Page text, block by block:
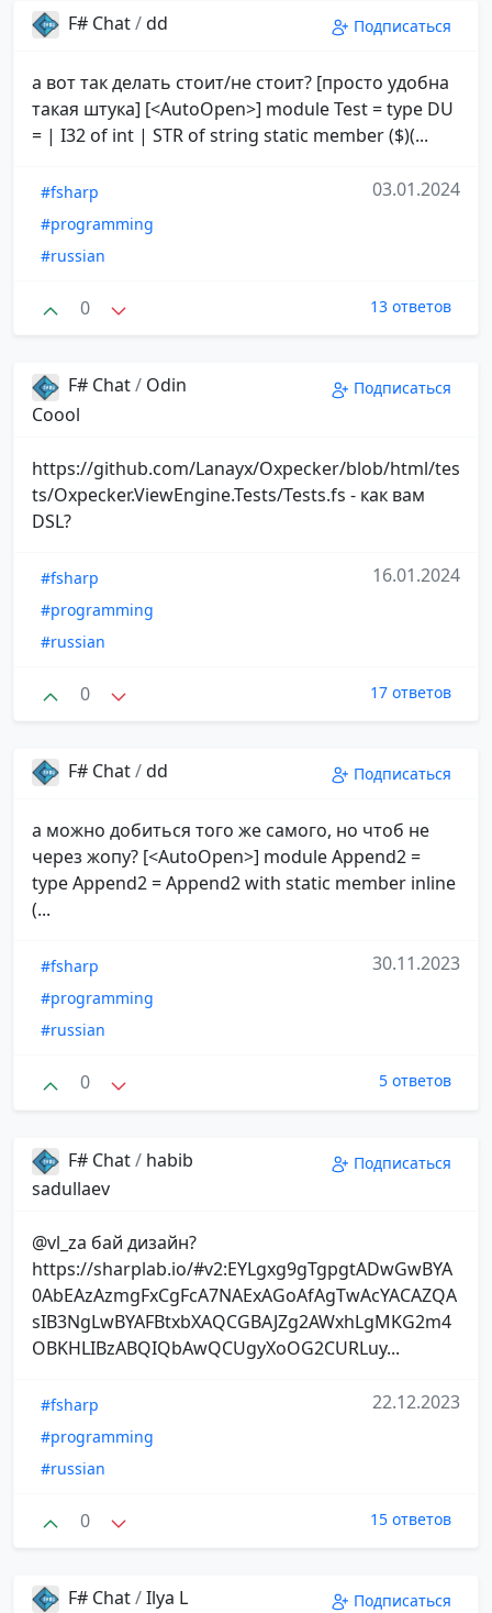
F# Chat/dd Подписаться
а вот так делать стоит/не стоит? [просто удобна
такая штука] [<AutoOpen>] module Test = type DU
= | I32 of int | STR of string static member ($)(...
#fsharp
#programming
#russian
03.01.2024
0 13 ответов
F# Chat/ Odin
Coool
Подписаться
https://github.com/Lanayx/Oxpecker/blob/html/tes
ts/Oxpecker.ViewEngine.Tests/Tests.fs - как вам
DSL?
#fsharp
#programming
#russian
16.01.2024
0 17 ответов
F# Chat/dd Подписаться
а можно добиться того же самого, но чтоб не
через жопу? [<AutoOpen>] module Append2 =
type Append2 = Append2 with static member inline
(...
#fsharp
#programming
#russian
30.11.2023
0 5 ответов
F# Chat/ habib
sadullaev
Подписаться
@vl_za бай дизайн?
https://sharplab.io/#v2:EYLgxg9gTgpgtADwGwBYA
0AbEAzAzmgFxCgFcA7NAExAGoAfAgTwAcYACAZQA
sIB3NgLwBYAFBtxbXAQCGBAJZg2AWxhLgMKG2m4
OBKHLIBzABQIQbAwQCUgyXoOG2CURLuy...
#fsharp
#programming
#russian
22.12.2023
0 15 ответов
F# Chat/Ilya L Подписаться